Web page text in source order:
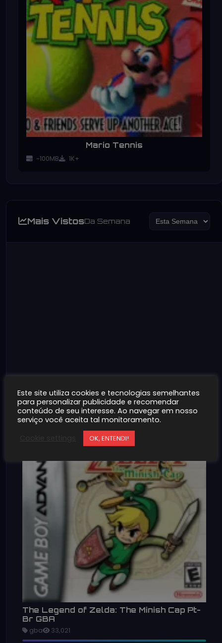
Mario Tennis
~100MB 1K+
Mais VistosDa Semana
1
The Legend of Zelda: The Minish Cap Pt-
Br GBA
gba 33,021
Este site utiliza cookies e tecnologias semelhantes
para personalizar publicidade e recomendar
conteúdo de seu interesse. Ao navegar em nosso
serviço você aceita tal monitoramento.
OK, ENTENDI!